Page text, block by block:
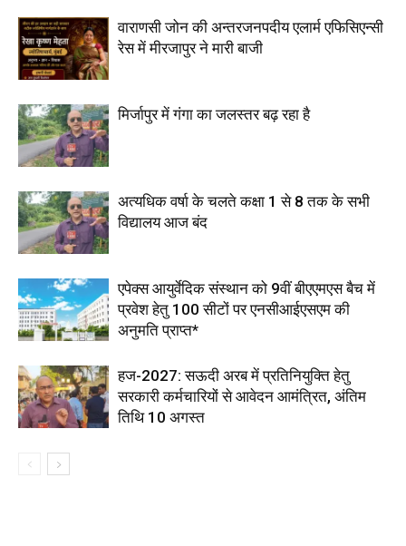
वाराणसी जोन की अन्तरजनपदीय एलार्म एफिसिएन्सी
रेस में मीरजापुर ने मारी बाजी
मिर्जापुर में गंगा का जलस्तर बढ़ रहा है
अत्यधिक वर्षा के चलते कक्षा 1 से 8 तक के सभी
विद्यालय आज बंद
एपेक्स आयुर्वेदिक संस्थान को 9वीं बीएएमएस बैच में
प्रवेश हेतु 100 सीटों पर एनसीआईएसएम की
अनुमति प्राप्त*
हज-2027: सऊदी अरब में प्रतिनियुक्ति हेतु
सरकारी कर्मचारियों से आवेदन आमंत्रित, अंतिम
तिथि 10 अगस्त